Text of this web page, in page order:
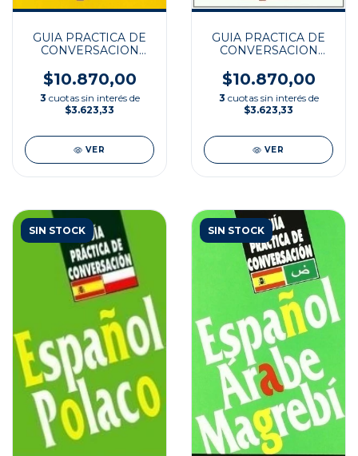
GUIA PRACTICA DE
CONVERSACION
$10.870,00
3 cuotas sin interés de
$3.623,33
VER
GUIA PRACTICA DE
CONVERSACION
$10.870,00
3 cuotas sin interés de
$3.623,33
VER
SIN STOCK SIN STOCK